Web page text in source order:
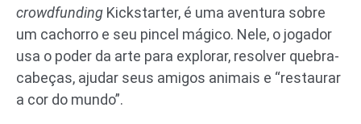
crowdfunding Kickstarter, é uma aventura sobre
um cachorro e seu pincel mágico. Nele, o jogador
usa o poder da arte para explorar, resolver quebra-
cabeças, ajudar seus amigos animais e “restaurar
a cor do mundo”.